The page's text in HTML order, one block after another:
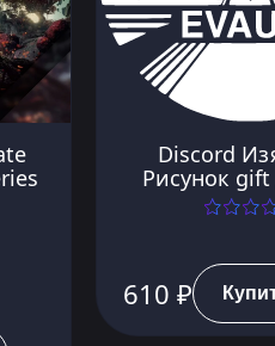
Discord
Рисунок gift
610 ₽